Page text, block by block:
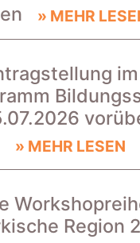
» MEHR
im
» MEHR LESEN
Region